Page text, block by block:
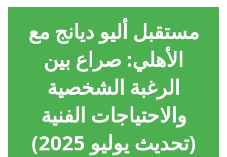
مستقبل أليو ديانج مع
الأهلي: صراع بين
الرغبة الشخصية
والاحتياجات الفنية
(تحديث يوليو 2025)